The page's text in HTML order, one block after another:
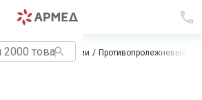
реабилитации Противопролежневые